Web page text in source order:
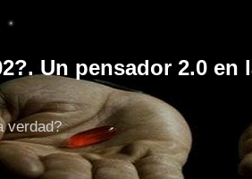
Un pensador 2.0 en
verdad?